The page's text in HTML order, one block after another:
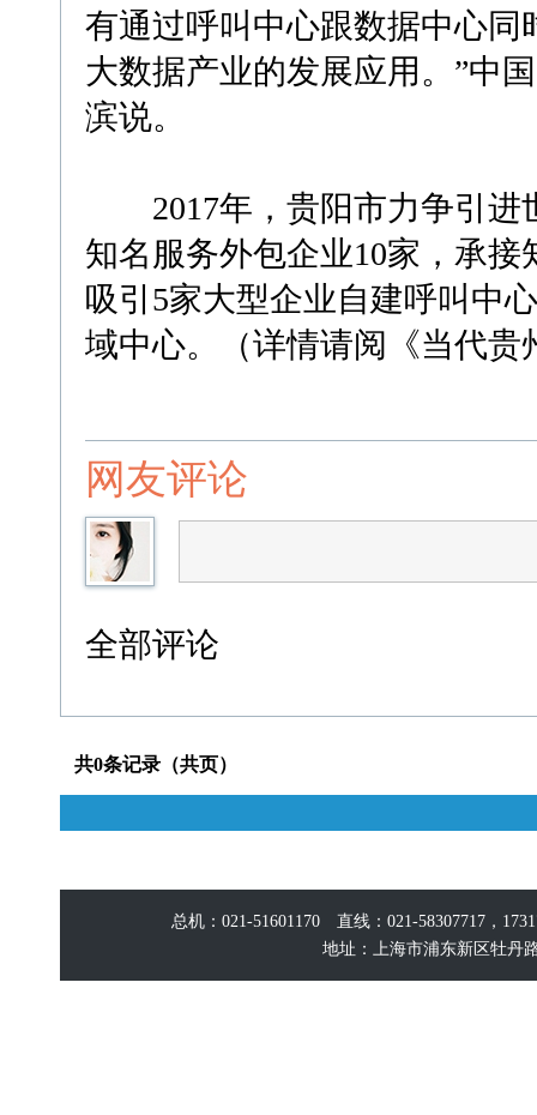
有通过呼叫中心跟数据中心
大数据产业的发展应用。”中
滨说。
2017年，贵阳市力争引进
知名服务外包企业10家，承
吸引5家大型企业自建呼叫中
域中心。（详情请阅《当代贵
网友评论
全部评论
共0条记录（共页）
总机：021-51601170 直线：021-58307717，
地址：上海市浦东新区牡丹